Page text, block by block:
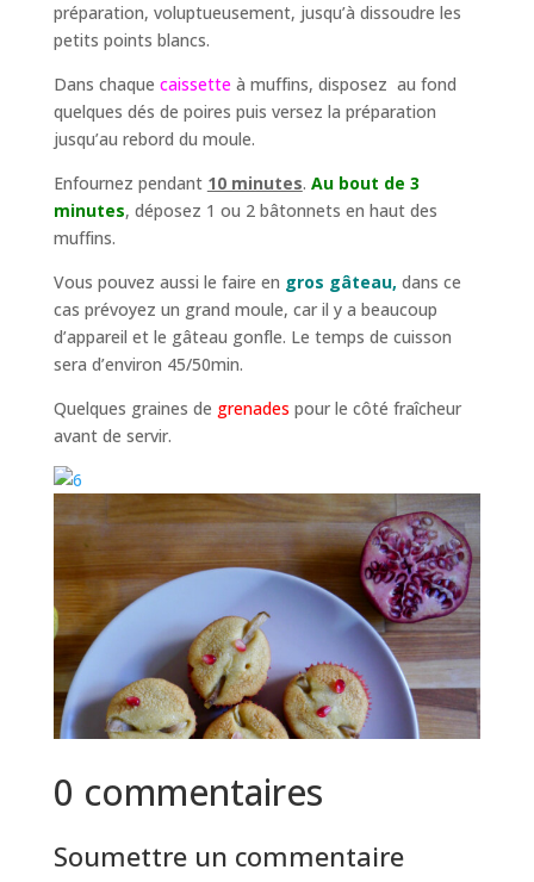
préparation, voluptueusement, jusqu’à dissoudre les
petits points blancs.
Dans chaque caissetteà muffins, disposez au fond
quelques dés de poires puis versez la préparation
jusqu’au rebord du moule.
Enfournez pendant 10 minutes. Au bout de 3
minutes, déposez 1 ou 2 bâtonnets en haut des
muffins.
Vous pouvez aussi le faire en gros gâteau, dans ce
cas prévoyez un grand moule, car il y a beaucoup
d’appareil et le gâteau gonfle. Le temps de cuisson
sera d’environ 45/50min.
Quelques graines de grenades pour le côté fraîcheur
avant de servir.
0 commentaires
Soumettre un commentaire